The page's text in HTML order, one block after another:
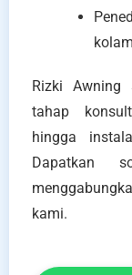
Rizki Awning
tahap
hingga
Dapatkan
kami.